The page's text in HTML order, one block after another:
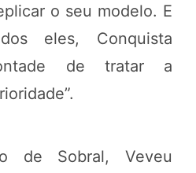
o seu modelo. E
eles, Conquista
de tratar a
de Sobral, Veveu